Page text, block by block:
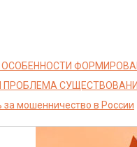
за мошенничество в России